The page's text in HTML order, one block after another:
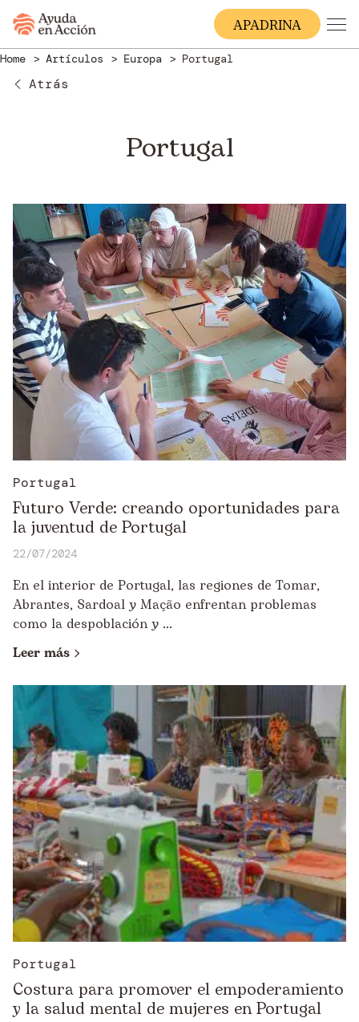
APADRINA
Home Artículos Europa Portugal
Atrás
Portugal
Portugal
Futuro Verde: creando oportunidades para
la juventud de Portugal
22/07/2024
En el interior de Portugal, las regiones de Tomar,
Abrantes, Sardoal y Mação enfrentan problemas
como la despoblación y ...
Leer más
Portugal
Costura para promover el empoderamiento
y la salud mental de mujeres en Portugal